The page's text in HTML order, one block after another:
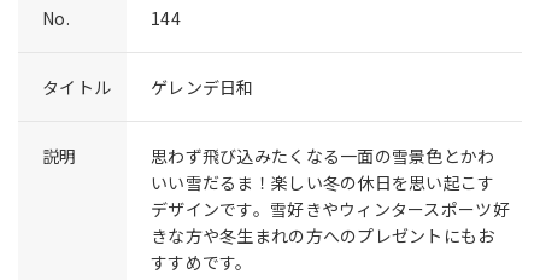
No. 144
タイトル ゲレンデ日和
説明
思わず飛び込みたくなる一面の雪景色とかわ
いい雪だるま！楽しい冬の休日を思い起こす
デザインです。雪好きやウィンタースポーツ好
きな方や冬生まれの方へのプレゼントにもお
すすめです。